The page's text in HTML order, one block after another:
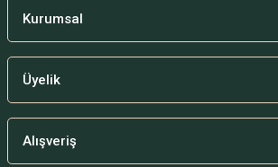
Kurumsal
Üyelik
Alışveriş